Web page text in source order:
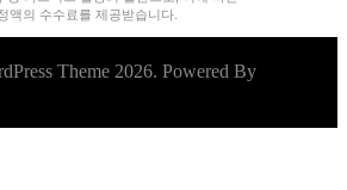
액의 수수료를 제공받습니다.
Theme 2026. Powered By